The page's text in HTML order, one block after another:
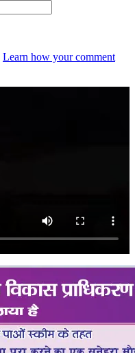
Learn how your comment